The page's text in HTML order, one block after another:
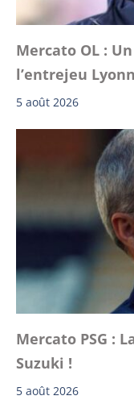
Mercato OL :
l’entrejeu
5 août 2026
Mercato PSG :
Suzuki !
5 août 2026